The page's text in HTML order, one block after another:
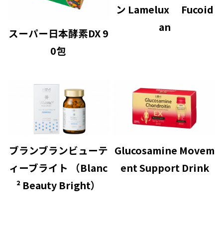
スーパー日本酵素DX 9
0包
ン Lamelux Fucoid
an
ブランブランビューテ
ィーブライト （Blanc
² Beauty Bright）
Glucosamine Movem
ent Support Drink